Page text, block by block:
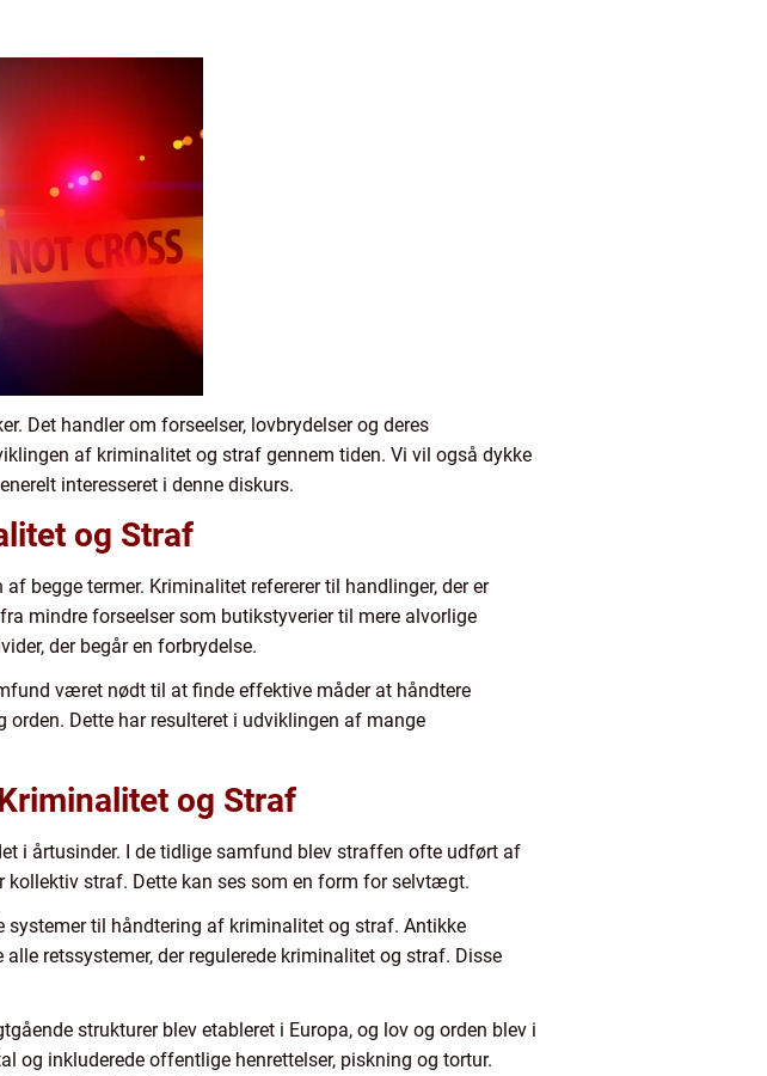
Det handler om forseelser, lovbrydelser og deres
af kriminalitet og straf gennem tiden. Vi vil også dykke
interesseret i denne diskurs.
og Straf
begge termer. Kriminalitet refererer til handlinger, der er
mindre forseelser som butikstyverier til mere alvorlige
der begår en forbrydelse.
været nødt til at finde effektive måder at håndtere
Dette har resulteret i udviklingen af mange
og Straf
i årtusinder. I de tidlige samfund blev straffen ofte udført af
kollektiv straf. Dette kan ses som en form for selvtægt.
systemer til håndtering af kriminalitet og straf. Antikke
retssystemer, der regulerede kriminalitet og straf. Disse
strukturer blev etableret i Europa, og lov og orden blev i
og inkluderede offentlige henrettelser, piskning og tortur.